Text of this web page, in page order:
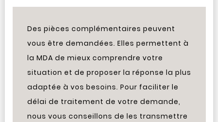
Des pièces complémentaires peuvent
vous être demandées. Elles permettent à
la MDA de mieux comprendre votre
situation et de proposer la réponse la plus
adaptée à vos besoins. Pour faciliter le
délai de traitement de votre demande,
nous vous conseillons de les transmettre